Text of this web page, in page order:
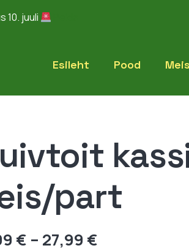
10. juuli
Esileht Pood
part
€ – 27,99 €